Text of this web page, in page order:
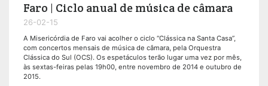
Faro | Ciclo anual de música de câmara
26-02-15
A Misericórdia de Faro vai acolher o ciclo “Clássica na Santa Casa”,
com concertos mensais de música de câmara, pela Orquestra
Clássica do Sul (OCS). Os espetáculos terão lugar uma vez por mês,
às sextas-feiras pelas 19h00, entre novembro de 2014 e outubro de
2015.